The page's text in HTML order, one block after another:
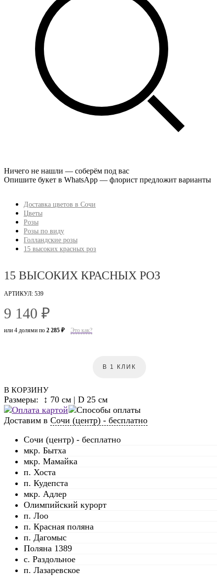
Ничего не нашли — соберём под вас
Опишите букет в WhatsApp — флорист предложит варианты
Доставка цветов в Сочи
Цветы
Розы
Розы по виду
Голландские розы
15 высоких красных роз
15 ВЫСОКИХ КРАСНЫХ РОЗ
АРТИКУЛ: 539
9 140 ₽
или 4 долями по 2 285 ₽ Это как?
В КОРЗИНУ
В 1 КЛИК
Размеры: ↕ 70 см | D 25 см
Доставим в Сочи (центр) - бесплатно
Сочи (центр) - бесплатно
мкр. Бытха
мкр. Мамайка
п. Хоста
п. Кудепста
мкр. Адлер
Олимпийский курорт
п. Лоо
п. Красная поляна
п. Дагомыс
Поляна 1389
с. Раздольное
п. Лазаревское